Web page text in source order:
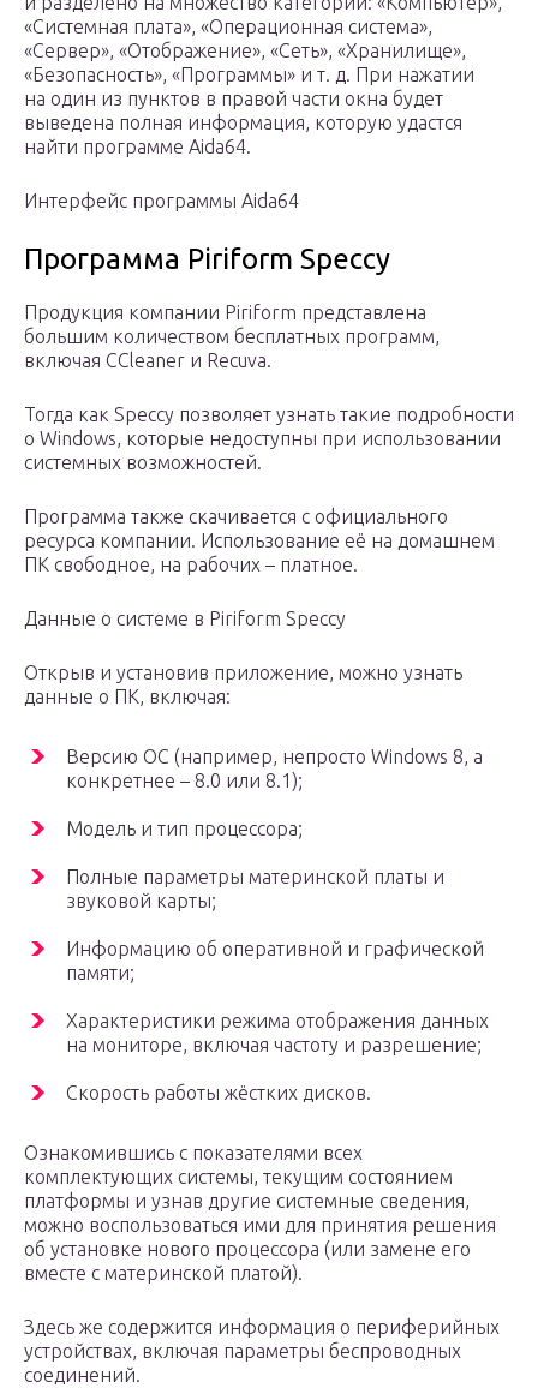
«Системная плата», «Операционная система»,
«Сервер», «Отображение», «Сеть», «Хранилище»,
«Безопасность», «Программы» и т. д. При нажатии
на один из пунктов в правой части окна будет
выведена полная информация, которую удастся
найти программе Aida64.
Интерфейс программы Aida64
Программа Piriform Speccy
Продукция компании Piriform представлена
большим количеством бесплатных программ,
включая CCleaner и Recuva.
Тогда как Speccy позволяет узнать такие подробности
о Windows, которые недоступны при использовании
системных возможностей.
Программа также скачивается с официального
ресурса компании. Использование её на домашнем
ПК свободное, на рабочих – платное.
Данные о системе в Piriform Speccy
Открыв и установив приложение, можно узнать
данные о ПК, включая:
Версию ОС (например, непросто Windows 8, а
конкретнее – 8.0 или 8.1);
Модель и тип процессора;
Полные параметры материнской платы и
звуковой карты;
Информацию об оперативной и графической
памяти;
Характеристики режима отображения данных
на мониторе, включая частоту и разрешение;
Скорость работы жёстких дисков.
Ознакомившись с показателями всех
комплектующих системы, текущим состоянием
платформы и узнав другие системные сведения,
можно воспользоваться ими для принятия решения
об установке нового процессора (или замене его
вместе с материнской платой).
Здесь же содержится информация о периферийных
устройствах, включая параметры беспроводных
соединений.